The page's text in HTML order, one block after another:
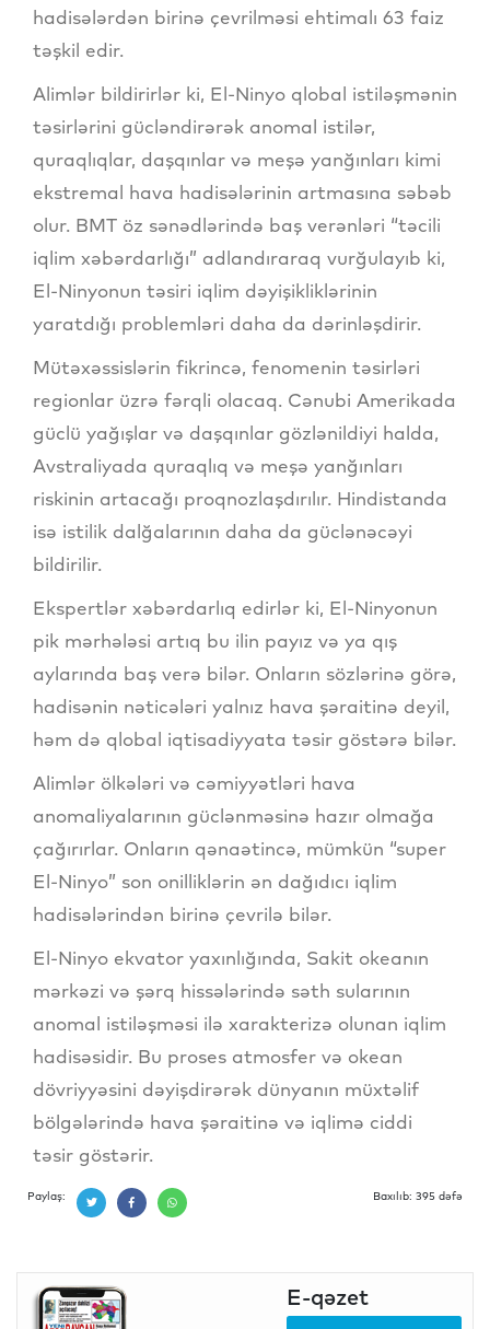
hadisələrdən birinə çevrilməsi ehtimalı 63 faiz
təşkil edir.
Alimlər bildirirlər ki, El-Ninyo qlobal istiləşmənin
təsirlərini gücləndirərək anomal istilər,
quraqlıqlar, daşqınlar və meşə yanğınları kimi
ekstremal hava hadisələrinin artmasına səbəb
olur. BMT öz sənədlərində baş verənləri “təcili
iqlim xəbərdarlığı” adlandıraraq vurğulayıb ki,
El-Ninyonun təsiri iqlim dəyişikliklərinin
yaratdığı problemləri daha da dərinləşdirir.
Mütəxəssislərin fikrincə, fenomenin təsirləri
regionlar üzrə fərqli olacaq. Cənubi Amerikada
güclü yağışlar və daşqınlar gözlənildiyi halda,
Avstraliyada quraqlıq və meşə yanğınları
riskinin artacağı proqnozlaşdırılır. Hindistanda
isə istilik dalğalarının daha da güclənəcəyi
bildirilir.
Ekspertlər xəbərdarlıq edirlər ki, El-Ninyonun
pik mərhələsi artıq bu ilin payız və ya qış
aylarında baş verə bilər. Onların sözlərinə görə,
hadisənin nəticələri yalnız hava şəraitinə deyil,
həm də qlobal iqtisadiyyata təsir göstərə bilər.
Alimlər ölkələri və cəmiyyətləri hava
anomaliyalarının güclənməsinə hazır olmağa
çağırırlar. Onların qənaətincə, mümkün “super
El-Ninyo” son onilliklərin ən dağıdıcı iqlim
hadisələrindən birinə çevrilə bilər.
El-Ninyo ekvator yaxınlığında, Sakit okeanın
mərkəzi və şərq hissələrində səth sularının
anomal istiləşməsi ilə xarakterizə olunan iqlim
hadisəsidir. Bu proses atmosfer və okean
dövriyyəsini dəyişdirərək dünyanın müxtəlif
bölgələrində hava şəraitinə və iqlimə ciddi
təsir göstərir.
Paylaş: Baxılıb: 395 dəfə
E-qəzet